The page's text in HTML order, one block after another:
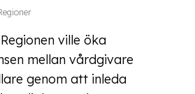
ville öka
mellan vårdgivare
genom att inleda